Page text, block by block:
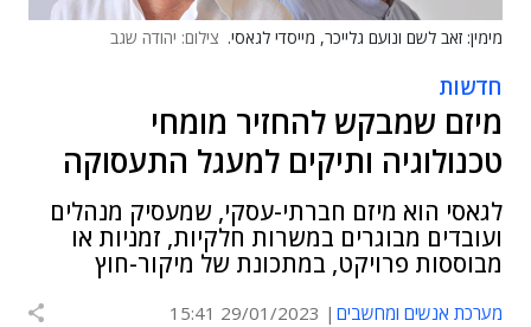
מימין: זאב לשם ונועם גלייכר, מייסדי לגאסי. צילום: יהודה שגב
חדשות
מיזם שמבקש להחזיר מומחי
טכנולוגיה ותיקים למעגל התעסוקה
לגאסי הוא מיזם חברתי-עסקי, שמעסיק מנהלים
ועובדים מבוגרים במשרות חלקיות, זמניות או
מבוססות פרויקט, במתכונת של מיקור-חוץ
מערכת אנשים ומחשבים 29/01/2023 15:41